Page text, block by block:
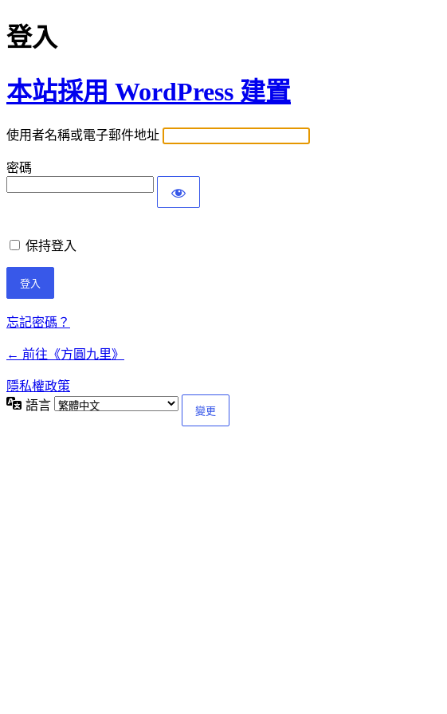
登入
本站採用 WordPress 建置
使用者名稱或電子郵件地址
密碼
保持登入
忘記密碼？
← 前往《方圓九里》
隱私權政策
語言